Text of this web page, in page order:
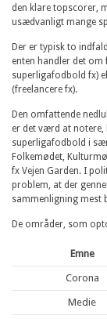
den klare topscorer,
usædvanligt mange
Der er typisk to
enten handler det
superligafodbold fx)
(freelancere fx).
Den omfattende
er det værd at notere,
superligafodbold i
Folkemødet,
fx Vejen Garden. I
problem, at der
sammenligning mest
De områder, som
Emne
Corona
Medie